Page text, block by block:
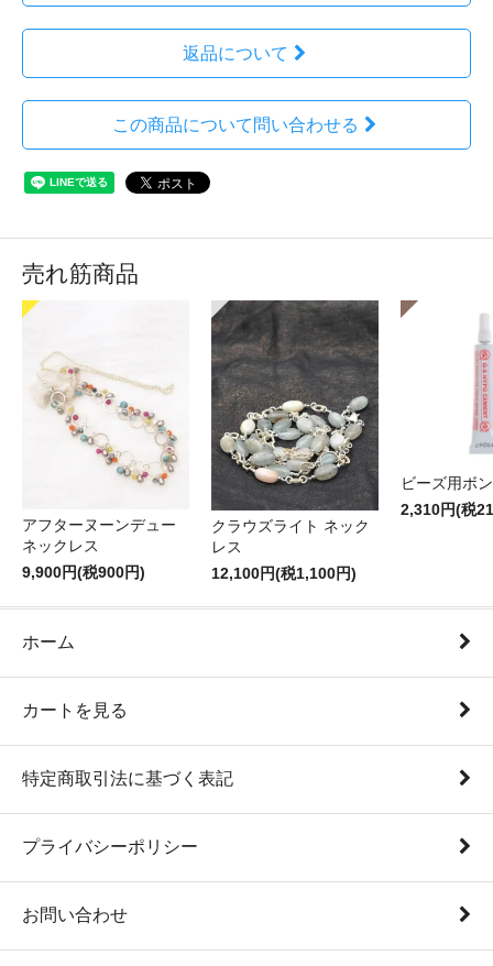
返品について
この商品について問い合わせる
売れ筋商品
アフターヌーンデュー
ネックレス
9,900円(税900円)
クラウズライト ネック
レス
12,100円(税1,100円)
ビーズ用ボ
2,310円(税
ホーム
カートを見る
特定商取引法に基づく表記
プライバシーポリシー
お問い合わせ